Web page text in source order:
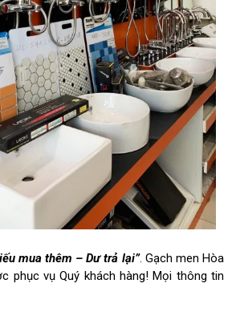
mua thêm – Dư trả lại”. Gạch men Hòa
phục vụ Quý khách hàng! Mọi thông tin